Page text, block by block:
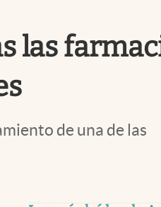
las
de una de las